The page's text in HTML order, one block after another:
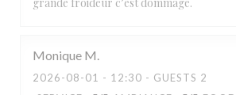
Monique M
2026-08-01 - 12:30 - GUESTS 2